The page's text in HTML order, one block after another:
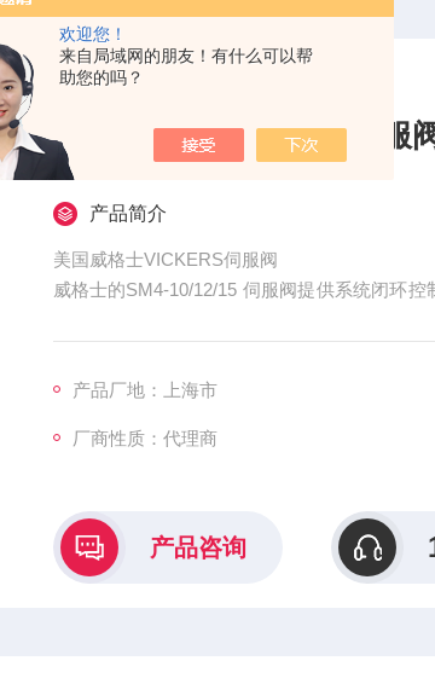
欢迎您！
来自局域网的朋友！有什么可以帮
助您的吗？
美国威格士VICKERS伺服
产品简介
美国威格士VICKERS伺服阀
威格士的SM4-10/12/15 伺服阀提供系统闭环
供宽范围的流量输出，当70bar （1000 psi）
产品厂地：上海市
厂商性质：代理商
产品咨询